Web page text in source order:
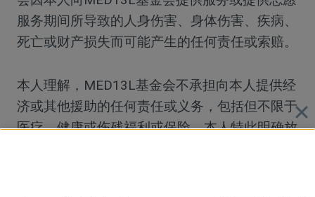
服务期间所导致的人身伤害、身体伤害、疾病、
死亡或财产损失而可能产生的任何责任或索赔。
本人理解，MED13L基金会不承担向本人提供经
济或其他援助的任何责任或义务，包括但不限于
医疗、健康或伤残福利或保险。本人特此明确放